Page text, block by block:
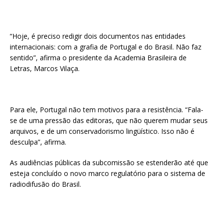
“Hoje, é preciso redigir dois documentos nas entidades
internacionais: com a grafia de Portugal e do Brasil. Não faz
sentido”, afirma o presidente da Academia Brasileira de
Letras, Marcos Vilaça.
Para ele, Portugal não tem motivos para a resistência. “Fala-
se de uma pressão das editoras, que não querem mudar seus
arquivos, e de um conservadorismo lingüístico. Isso não é
desculpa”, afirma.
As audiências públicas da subcomissão se estenderão até que
esteja concluído o novo marco regulatório para o sistema de
radiodifusão do Brasil.